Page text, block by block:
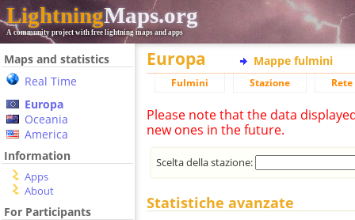
LightningMaps.org
A community project with free lightning maps and apps
Maps and statistics
Real Time
Europa
Oceania
America
Information
Apps
About
For Participants
Europa Mappe fulmini
Fulmini Stazione
Please note that the data
new ones in the future.
Scelta della stazione:
Statistiche avanzate